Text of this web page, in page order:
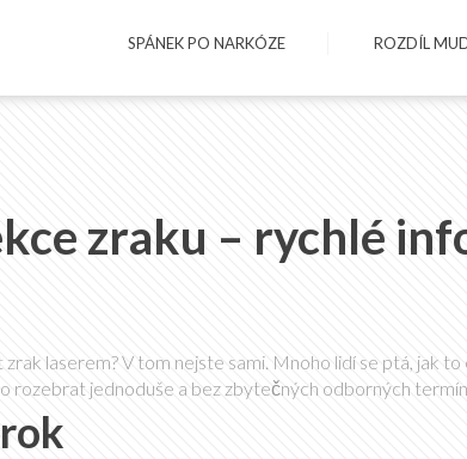
SPÁNEK PO NARKÓZE ROZDÍL
zraku – rychlé
laserem? V tom nejste sami. Mnoho lidí se ptá, jak to
rozebrat jednoduše a bez zbytečných odborných